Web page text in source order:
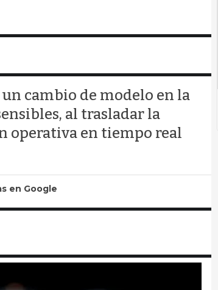
cambio de modelo en la
al trasladar la
operativa en tiempo real
en Google